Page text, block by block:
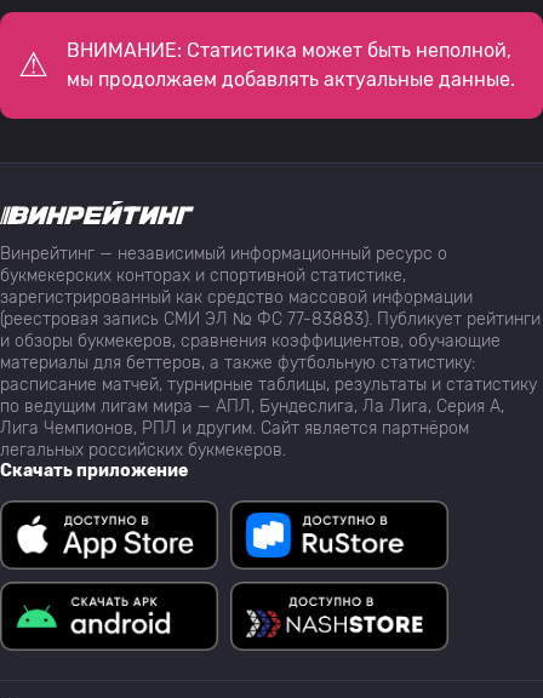
ВНИМАНИЕ: Статистика может быть неполной,
мы продолжаем добавлять актуальные данные.
Винрейтинг — независимый информационный ресурс о
букмекерских конторах и спортивной статистике,
зарегистрированный как средство массовой информации
(реестровая запись СМИ ЭЛ № ФС 77-83883). Публикует рейтинги
и обзоры букмекеров, сравнения коэффициентов, обучающие
материалы для беттеров, а также футбольную статистику:
расписание матчей, турнирные таблицы, результаты и статистику
по ведущим лигам мира — АПЛ, Бундеслига, Ла Лига, Серия А,
Лига Чемпионов, РПЛ и другим. Сайт является партнёром
легальных российских букмекеров.
Скачать приложение